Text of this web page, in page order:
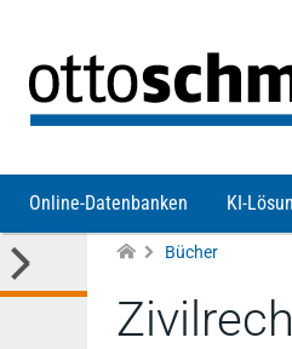
Online-Datenbanken KI-
Bücher